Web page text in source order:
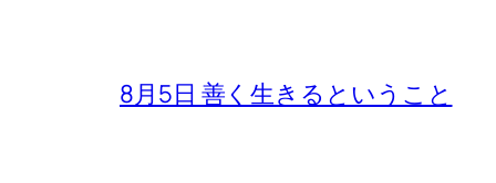
8月5日 善く生きるということ